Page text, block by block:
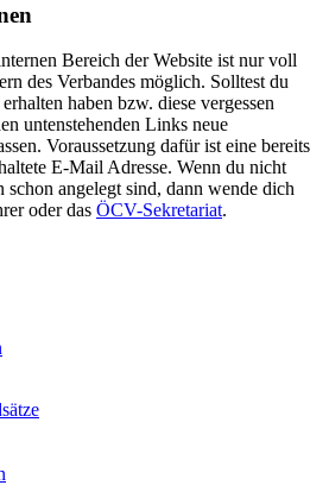
Bereich der Website ist nur voll
des Verbandes möglich. Solltest du
haben bzw. diese vergessen
untenstehenden Links neue
Voraussetzung dafür ist eine bereits
E-Mail Adresse. Wenn du nicht
schon angelegt sind, dann wende dich
oder das ÖCV-Sekretariat.